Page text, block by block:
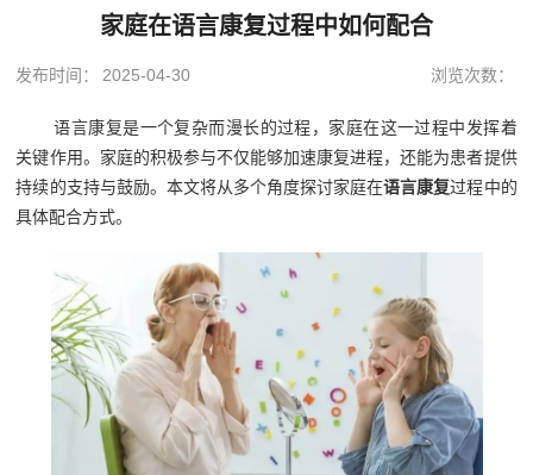
家庭在语言康复过程中如何配合
发布时间： 2025-04-30 浏览次数：
语言康复是一个复杂而漫长的过程，家庭在这一过程中发挥着
关键作用。家庭的积极参与不仅能够加速康复进程，还能为患者提供
持续的支持与鼓励。本文将从多个角度探讨家庭在语言康复过程中的
具体配合方式。